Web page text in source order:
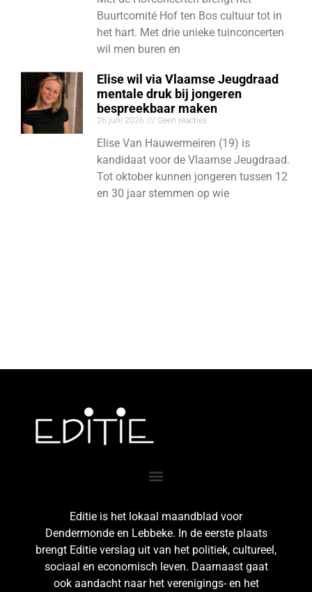
Buurtcomité Hof ten Bos cultuur tot in
het hart. Met drie unieke tuinconcerten
wil men buren en
Elise wil via Vlaamse Jeugdraad
mentale druk bij jongeren
bespreekbaar maken
26 juni 2026 Geen reacties
Elise Van Hauwermeiren (19) is
kandidaat voor de Vlaamse Jeugdraad.
Tot oktober kunnen jongeren tussen 12
en 30 jaar stemmen op wie
Editie is het lokaal maandblad voor
Dendermonde en Lebbeke. In de eerste plaats
brengt Editie verslag uit van het politiek, cultureel,
sociaal en economisch leven. Daarnaast gaat
ook aandacht naar het verenigings- en het